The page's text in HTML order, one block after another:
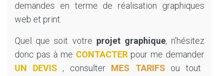
demandes en terme de réalisation graphiques
web et print.
Quel que soit votre projet graphique, n’hésitez
donc pas à me CONTACTER pour me demander
UN DEVIS , consulter MES TARIFS ou tout